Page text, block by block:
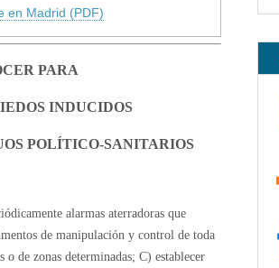
en Madrid (PDF)
PARA
INDUCIDOS
POLÍTICO-SANITARIOS
alarmas aterradoras que
de manipulación y control de toda
de zonas determinadas; C) establecer